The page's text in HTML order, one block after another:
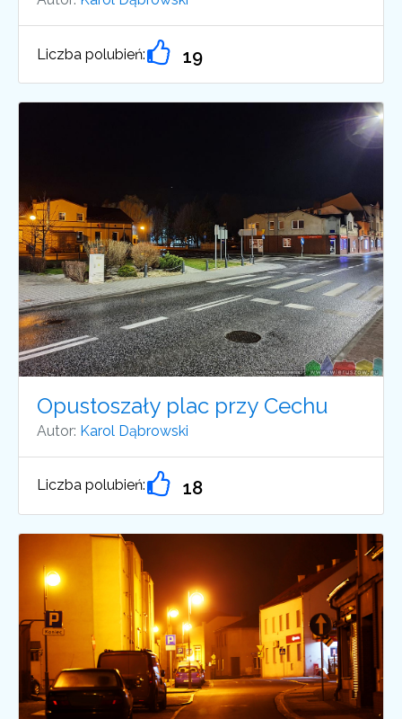
Liczba polubień: 19
Opustoszały plac przy Cechu
Autor: Karol Dąbrowski
Liczba polubień: 18